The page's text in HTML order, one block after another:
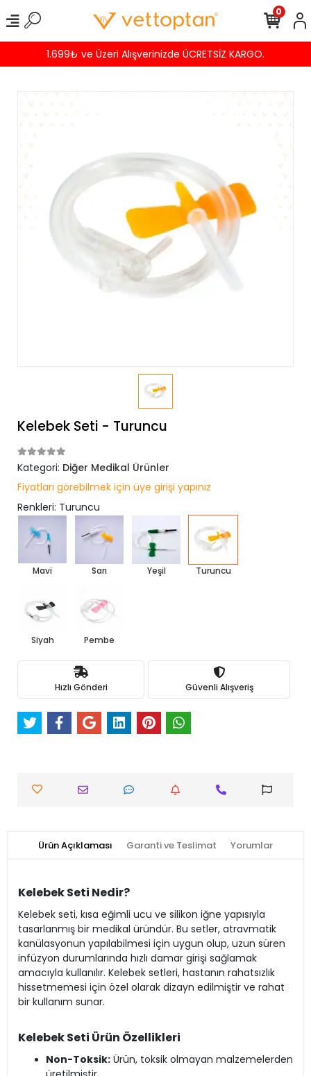
1.699₺ ve Üzeri Alışverinizde ÜCRETSİZ KARGO.
0
Kelebek Seti - Turuncu
Kategori: Diğer Medikal Ürünler
Fiyatları görebilmek için üye girişi yapınız
Renkleri: Turuncu
Mavi Sarı Yeşil Turuncu
Siyah Pembe
Hızlı Gönderi Güvenli Alışveriş
Ürün Açıklaması Garanti ve Teslimat Yorumlar
Kelebek Seti Nedir?
Kelebek seti, kısa eğimli ucu ve silikon iğne yapısıyla
tasarlanmış bir medikal üründür. Bu setler, atravmatik
kanülasyonun yapılabilmesi için uygun olup, uzun süren
infüzyon durumlarında hızlı damar girişi sağlamak
amacıyla kullanılır. Kelebek setleri, hastanın rahatsızlık
hissetmemesi için özel olarak dizayn edilmiştir ve rahat
bir kullanım sunar.
Kelebek Seti Ürün Özellikleri
Non-Toksik: Ürün, toksik olmayan malzemelerden